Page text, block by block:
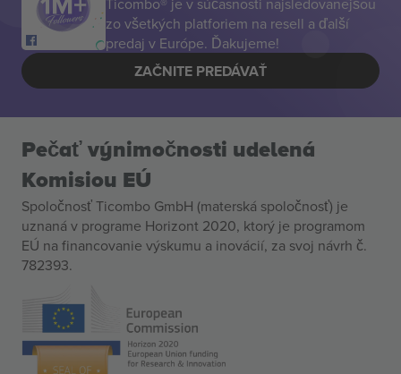
zo všetkých platforiem na resell a ďalší
predaj v Európe. Ďakujeme!
ZAČNITE PREDÁVAŤ
Pečať výnimočnosti udelená
Komisiou EÚ
Spoločnosť Ticombo GmbH (materská spoločnosť) je
uznaná v programe Horizont 2020, ktorý je programom
EÚ na financovanie výskumu a inovácií, za svoj návrh č.
782393.